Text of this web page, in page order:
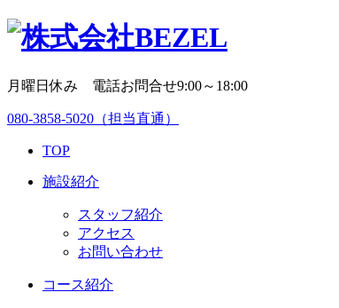
月曜日休み 電話お問合せ9:00～18:00
080-3858-5020 （担当直通）
TOP
施設紹介
スタッフ紹介
アクセス
お問い合わせ
コース紹介